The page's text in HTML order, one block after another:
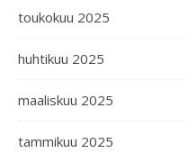
toukokuu 2025
huhtikuu 2025
maaliskuu 2025
tammikuu 2025